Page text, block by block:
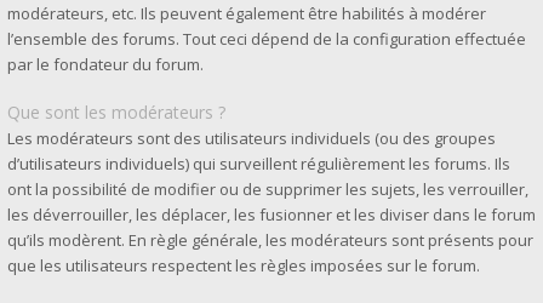
modérateurs, etc. Ils peuvent également être habilités à modérer
l’ensemble des forums. Tout ceci dépend de la configuration effectuée
par le fondateur du forum.
Que sont les modérateurs ?
Les modérateurs sont des utilisateurs individuels (ou des groupes
d’utilisateurs individuels) qui surveillent régulièrement les forums. Ils
ont la possibilité de modifier ou de supprimer les sujets, les verrouiller,
les déverrouiller, les déplacer, les fusionner et les diviser dans le forum
qu’ils modèrent. En règle générale, les modérateurs sont présents pour
que les utilisateurs respectent les règles imposées sur le forum.